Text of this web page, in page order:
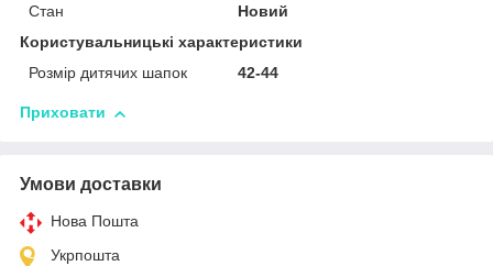
Стан
Новий
Користувальницькі характеристики
Розмір дитячих шапок
42-44
Приховати
Умови доставки
Нова Пошта
Укрпошта